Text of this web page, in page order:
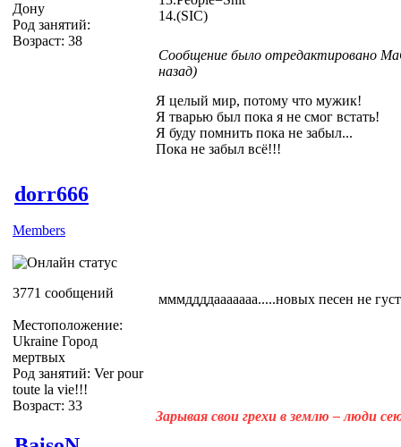
Дону
Род занятий:
Возраст: 38
14.(SIC)
Сообщение было отредактировано
назад)
Я целый мир, потому что мужик!
Я тварью был пока я не смог встать!
Я буду помнить пока не забыл...
Пока не забыл всё!!!
dorr666
Members
3771 сообщений
Местоположение:
Ukraine Город
мертвых
Род занятий: Ver pour
toute la vie!!!
Возраст: 33
мммддддааааааа.....новых песен не
Зарывая свои грехи в землю – люди